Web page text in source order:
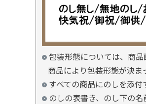
包装形態については、商品
商品により包装形態が決ま
すべての商品にのしを添
のしの表書き、のし下の名